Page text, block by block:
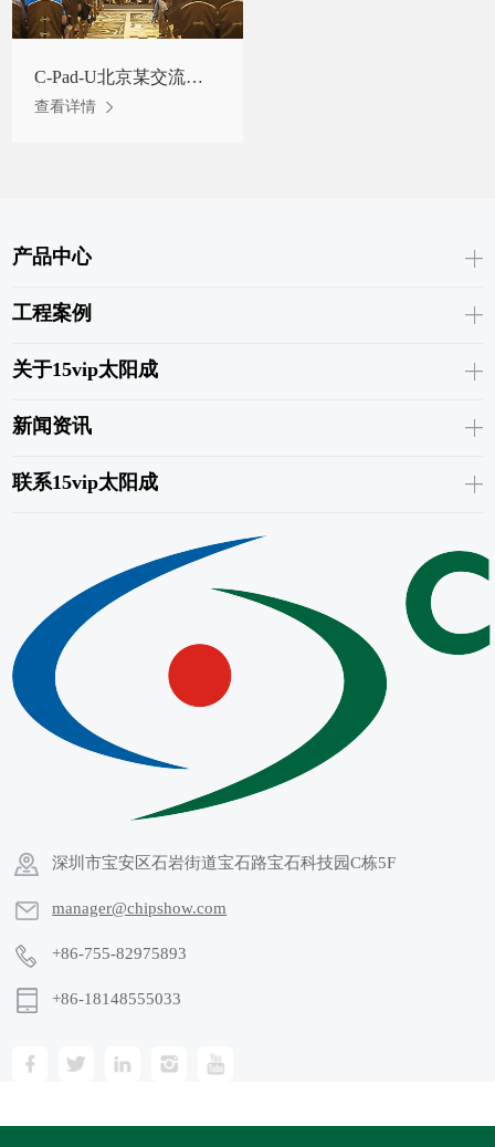
C-Pad-U北京某交流活动现场舞台屏
查看详情
产品中心
工程案例
关于15vip太阳成
新闻资讯
联系15vip太阳成
深圳市宝安区石岩街道宝石路宝石科技园C栋5F
manager@chipshow.com
+86-755-82975893
+86-18148555033